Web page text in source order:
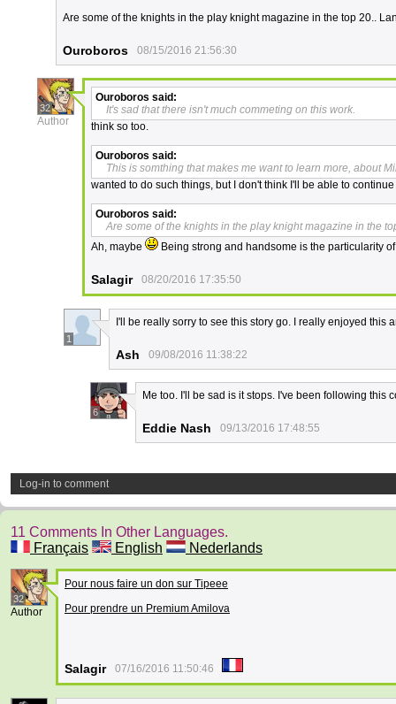
Are some of the knights in the play knight magazine in the top 20..
Ouroboros 08/15/2016 21:56:30
32
Author
Ouroboros said:
It's sad that there isn't much commeting on this work.
think so too.
Ouroboros said:
This is somthing that makes me want to learn more, about
wanted to do such things, but I don't think I'll be able to
Ouroboros said:
Are some of the knights in the play knight magazine in the
Ah, maybe
Being strong and handsome is the particularity
Salagir 08/20/2016 17:35:50
1
I'll be really sorry to see this story go. I really enjoyed this
Ash 09/08/2016 11:38:22
6
Me too. I'll be sad is it stops. I've been following this
Eddie Nash 09/13/2016 17:48:55
Log-in to comment
11 Comments In Other Languages.
Français
English Nederlands
32
Author
Pour nous faire un don sur Tipeee
Pour prendre un Premium Amilova
Salagir 07/16/2016 11:50:46